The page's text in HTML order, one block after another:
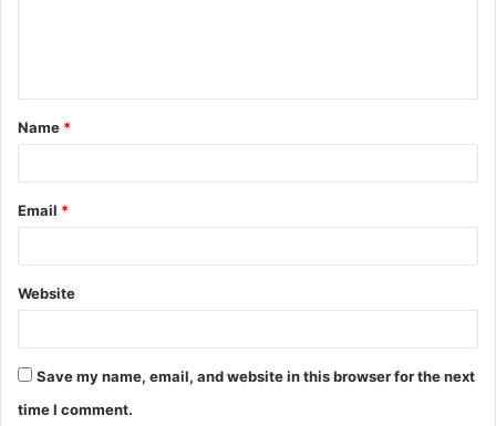
t
*
Name *
Email *
Website
Save my name, email, and website in this browser for the next
time I comment.